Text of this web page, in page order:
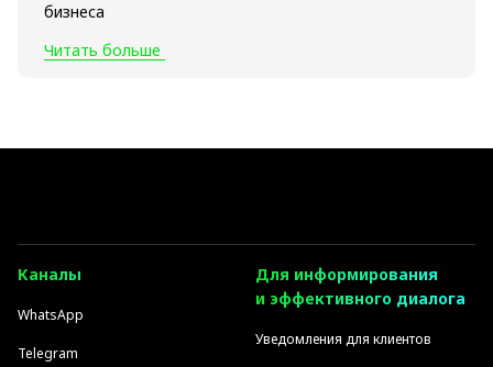
бизнеса
Читать больше
Каналы
WhatsApp
Telegram
Для информирования
и эффективного диалога
Уведомления для клиентов